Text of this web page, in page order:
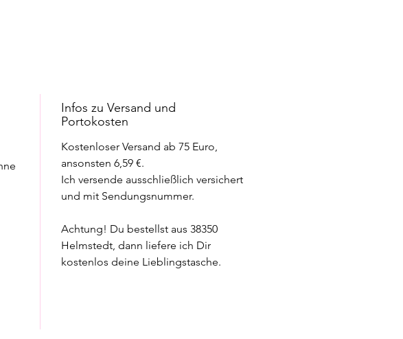
Infos zu Versand und
Portokosten
Kostenloser Versand ab 75 Euro,
ansonsten 6,59 €.
Ich versende ausschließlich versichert
und mit Sendungsnummer.
Achtung! Du bestellst aus 38350
Helmstedt, dann liefere ich Dir
kostenlos deine Lieblingstasche.